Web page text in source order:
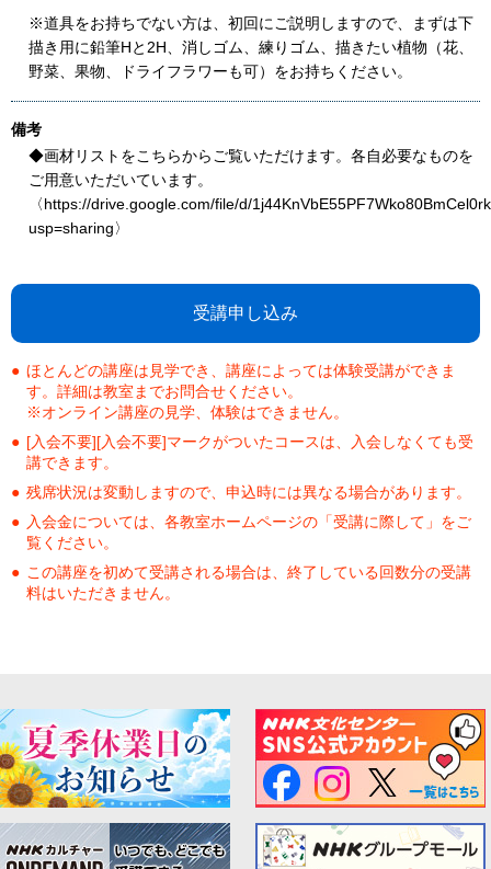
※道具をお持ちでない方は、初回にご説明しますので、まずは下
描き用に鉛筆Hと2H、消しゴム、練りゴム、描きたい植物（花、
野菜、果物、ドライフラワーも可）をお持ちください。
備考
◆画材リストをこちらからご覧いただけます。各自必要なものを
ご用意いただいています。
〈https://drive.google.com/file/d/
usp=sharing〉
受講申し込み
ほとんどの講座は見学でき、講座によっては体験受講ができま
す。詳細は教室までお問合せください。
※オンライン講座の見学、体験はできません。
[入会不要][入会不要]マークがついたコースは、入会しなくても受
講できます。
残席状況は変動しますので、申込時には異なる場合があります。
入会金については、各教室ホームページの「受講に際して」をご
覧ください。
この講座を初めて受講される場合は、終了している回数分の受講
料はいただきません。